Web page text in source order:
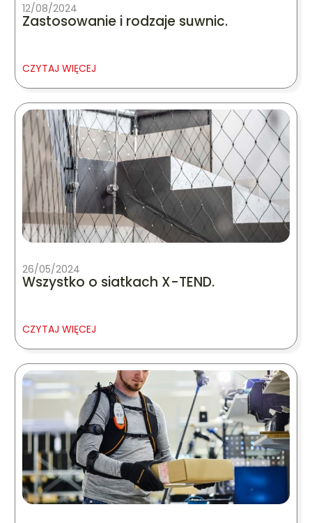
12/08/2024
Zastosowanie i rodzaje suwnic.
CZYTAJ WIĘCEJ
26/05/2024
Wszystko o siatkach X-TEND.
CZYTAJ WIĘCEJ